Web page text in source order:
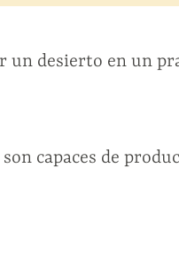
un desierto en un
capaces de